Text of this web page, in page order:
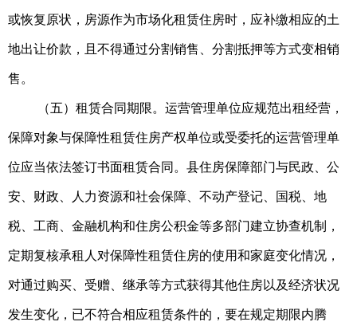
或恢复原状，房源作为市场化租赁住房时，应补缴相应的土
地出让价款，且不得通过分割销售、分割抵押等方式变相销
售。
（五）租赁合同期限。运营管理单位应规范出租经营，
保障对象与保障性租赁住房产权单位或受委托的运营管理单
位应当依法签订书面租赁合同。县住房保障部门与民政、公
安、财政、人力资源和社会保障、不动产登记、国税、地
税、工商、金融机构和住房公积金等多部门建立协查机制，
定期复核承租人对保障性租赁住房的使用和家庭变化情况，
对通过购买、受赠、继承等方式获得其他住房以及经济状况
发生变化，已不符合相应租赁条件的，要在规定期限内腾